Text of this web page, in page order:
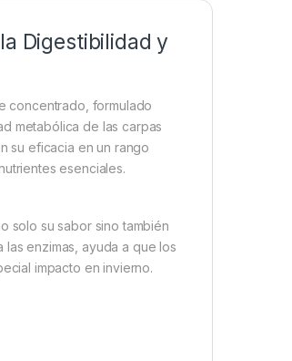
Digestibilidad y
concentrado, formulado
metabólica de las carpas
su eficacia en un rango
esenciales.
solo su sabor sino también
enzimas, ayuda a que los
impacto en invierno.